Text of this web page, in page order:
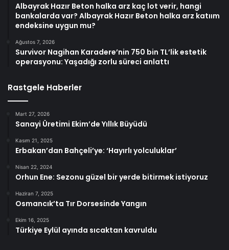
Albayrak Hazır Beton halka arz kaç lot verir, hangi
bankalarda var? Albayrak Hazır Beton halka arz katıım
endeksine uygun mu?
Ağustos 7, 2026
Survivor Nagihan Karadere’nin 750 bin TL’lik estetik
operasyonu: Yaşadığı zorlu süreci anlattı
Rastgele Haberler
Mart 27, 2026
Sanayi Üretimi Ekim’de Yıllık Büyüdü
Kasım 21, 2025
Erbakan’dan Bahçeli’ye: ‘Hayırlı yolculuklar’
Nisan 22, 2024
Orhun Ene: Sezonu güzel bir yerde bitirmek istiyoruz
Haziran 7, 2025
Osmancık’ta Tır Dorsesinde Yangın
Ekim 16, 2025
Türkiye Eylül ayında sıcaktan kavruldu